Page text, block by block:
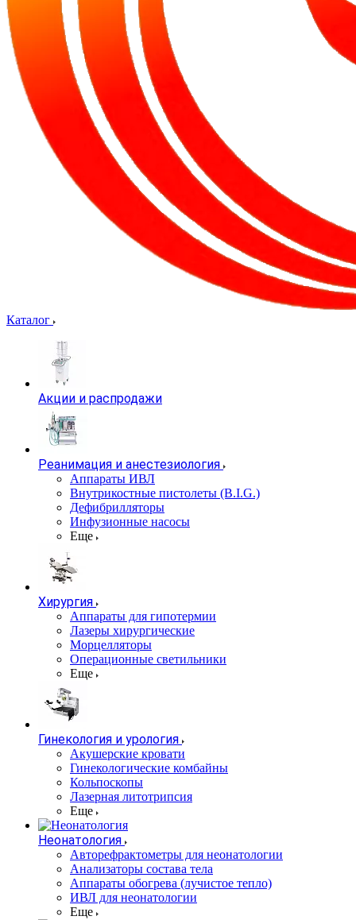
Каталог
Акции и распродажи
Реанимация и анестезиология
Аппараты ИВЛ
Внутрикостные пистолеты (B.I.G.)
Дефибрилляторы
Инфузионные насосы
Еще
Хирургия
Аппараты для гипотермии
Лазеры хирургические
Морцелляторы
Операционные светильники
Еще
Гинекология и урология
Акушерские кровати
Гинекологические комбайны
Кольпоскопы
Лазерная литотрипсия
Еще
Неонатология
Авторефрактометры для неонатологии
Анализаторы состава тела
Аппараты обогрева (лучистое тепло)
ИВЛ для неонатологии
Еще